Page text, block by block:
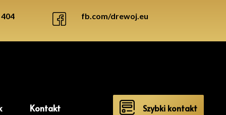
fb.com/drewoj.eu
Kontakt Szybki kontakt